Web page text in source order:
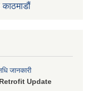
जानकारी
Update